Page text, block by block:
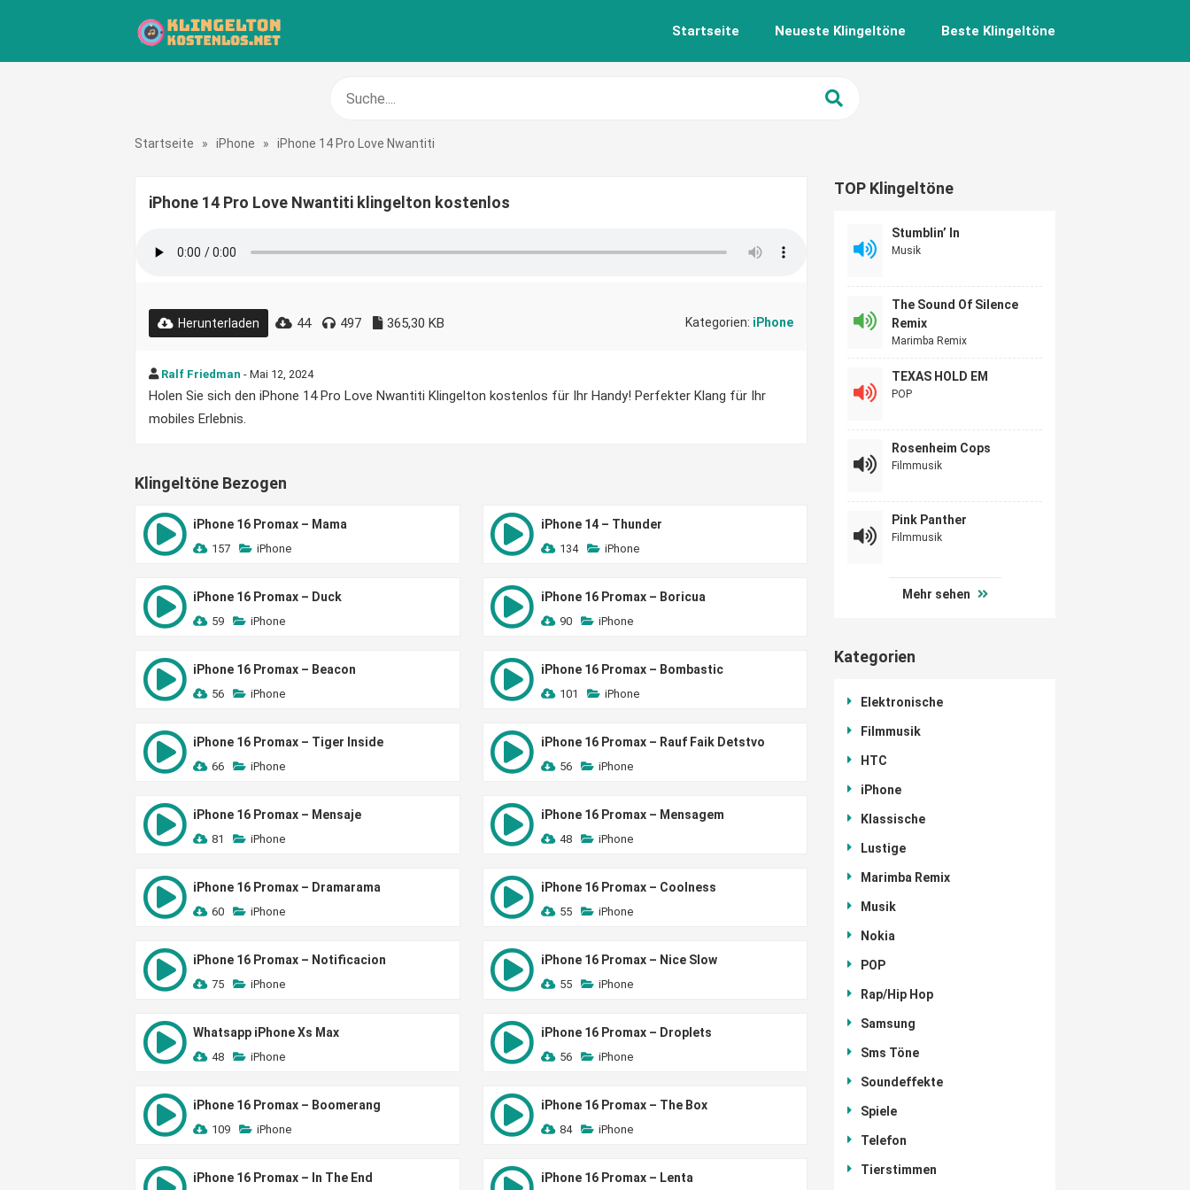
Startseite Neueste Klingeltöne Beste Klingeltöne
Startseite » iPhone » iPhone 14 Pro Love Nwantiti
iPhone 14 Pro Love Nwantiti klingelton kostenlos
Herunterladen 44 497 365,30 KB Kategorien: iPhone
Ralf Friedman - Mai 12, 2024
Holen Sie sich den iPhone 14 Pro Love Nwantiti Klingelton kostenlos für Ihr Handy! Perfekter Klang für Ihr
mobiles Erlebnis.
Klingeltöne Bezogen
iPhone 16 Promax – Mama
157 iPhone
iPhone 14 – Thunder
134 iPhone
iPhone 16 Promax – Duck
59 iPhone
iPhone 16 Promax – Boricua
90 iPhone
iPhone 16 Promax – Beacon
56 iPhone
iPhone 16 Promax – Bombastic
101 iPhone
iPhone 16 Promax – Tiger Inside
66 iPhone
iPhone 16 Promax – Rauf Faik Detstvo
56 iPhone
iPhone 16 Promax – Mensaje
81 iPhone
iPhone 16 Promax – Mensagem
48 iPhone
iPhone 16 Promax – Dramarama
60 iPhone
iPhone 16 Promax – Coolness
55 iPhone
iPhone 16 Promax – Notificacion
75 iPhone
iPhone 16 Promax – Nice Slow
55 iPhone
Whatsapp iPhone Xs Max
48 iPhone
iPhone 16 Promax – Droplets
56 iPhone
iPhone 16 Promax – Boomerang
109 iPhone
iPhone 16 Promax – The Box
84 iPhone
iPhone 16 Promax – In The End iPhone 16 Promax – Lenta
TOP Klingeltöne
Stumblin’ In
Musik
The Sound Of Silence
Remix
Marimba Remix
TEXAS HOLD EM
POP
Rosenheim Cops
Filmmusik
Pink Panther
Filmmusik
Mehr sehen
Kategorien
Elektronische
Filmmusik
HTC
iPhone
Klassische
Lustige
Marimba Remix
Musik
Nokia
POP
Rap/Hip Hop
Samsung
Sms Töne
Soundeffekte
Spiele
Telefon
Tierstimmen